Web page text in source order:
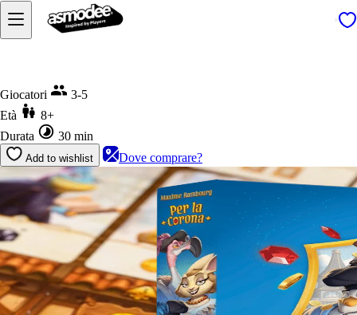
Giocatori
3-5
Età
8+
Durata
30 min
Add to wishlist Dove comprare?